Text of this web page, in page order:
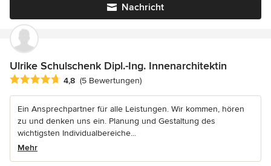
Nachricht
Ulrike Schulschenk Dipl.-Ing. Innenarchitektin
Durchschnittliche Bewertung: 4.8 von 5 Sternen
4,8 (5 Bewertungen)
Ein Ansprechpartner für alle Leistungen. Wir kommen, hören
zu und denken uns ein. Planung und Gestaltung des
wichtigsten Individualbereiche...
Mehr